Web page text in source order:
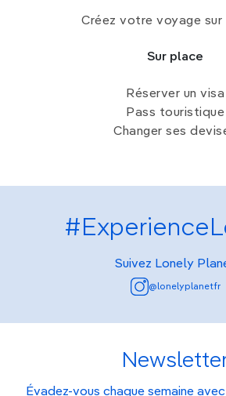
Créez votre voyage sur
Sur place
Réserver un visa
Pass touristique
Changer ses
Suivez Lonely
@lonelyplanetfr
Évadez-vous chaque semaine